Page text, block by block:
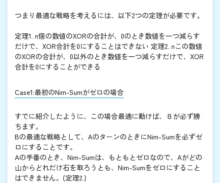
つまり最適な戦略を考えるには、以下2つの定理が必要です。
定理1. n個の数値のXORの合計が、0のとき数値を一つ減らす
だけで、XOR合計を0にすることはできない 定理2. nこの数値
のXORの合計が、0以外のとき数値を一つ減らすだけで、XOR
合計を0にすることができる
Case1:最初のNim-Sumがゼロの場合
すでに紹介したように、この場合最適に動けば、Ｂが必ず勝
ちます。
Bの最適な戦略として、AのターンのときにNim-Sumを必ずゼ
ロにすることです。
Aの手番のとき、Nim-Sumは、もともとゼロなので、Aがどの
山からどれだけ石を取ろうとも、Nim-Sumをゼロにすること
はできません。(定理2.)